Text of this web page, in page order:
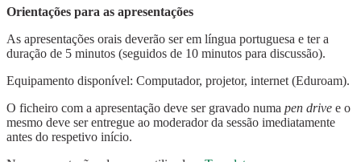
Orientações para as apresentações
As apresentações orais deverão ser em língua portuguesa e ter a
duração de 5 minutos (seguidos de 10 minutos para discussão).
Equipamento disponível: Computador, projetor, internet (Eduroam).
O ficheiro com a apresentação deve ser gravado numa pen drive e o
mesmo deve ser entregue ao moderador da sessão imediatamente
antes do respetivo início.